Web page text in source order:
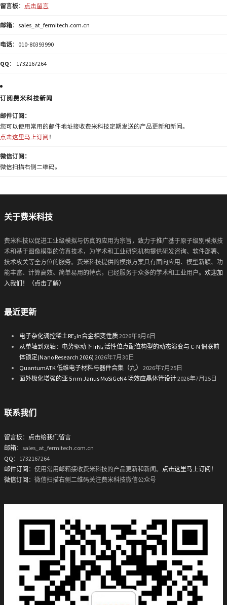
留言板： 点击留言
邮箱：sales_at_fermitech.com.cn
电话：010-80393990
QQ ： 1732167264
订阅费米科技新闻
邮件订阅：
您可以使用常用的邮件地址接收费米科技定期发送的产品更新和新闻。
点击这里马上订阅 ！
微信订阅：
微信扫描右侧二维码。
关于费米科技
费米科技以促进工业级模拟与仿真的应用为宗旨，致力于推广基于原子级别模拟技
术和基于图像模型的仿真技术，为学术和工业研究机构提供研发咨询、软件部署、
技术攻关等全方位的服务。费米科技提供的模拟方案具有面向应用、模型新颖、功
能丰富、计算高效、简单易用的特点，已经服务于众多的学术和工业用户。 欢迎加
入我们！（点击了解）
最近更新
电子杂化调控稀土RE₂In合金相变性质2026年8月6日
从单轴到双轴：电势驱动下 IrN₄ 活性位点配位构型的动态演变与 C-N 偶联前
体锁定(Nano Research 2026) 2026年7月30日
QuantumATK 低维电子材料与器件合集（九）
2026年7月25日
面外极化增强的亚 5 nm Janus MoSiGeN4 场效应晶体管设计2026年7月25日
联系我们
留言板 ： 点击给我们留言
邮箱：sales_at_fermitech.com.cn
QQ ：1732167264
邮件订阅 ：使用常用邮箱接收费米科技的产品更新和新闻。 点击这里马上订阅！
微信订阅 ：微信扫描右侧二维码关注费米科技微信公众号